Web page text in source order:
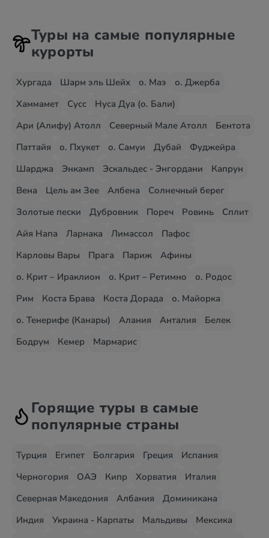
Туры на самые популярные
курорты
Хургада Шарм эль Шейх о. Маэ
о. Джерба
Хаммамет
Сусс
Нуса Дуа (о. Бали)
Ари (Алифу) Атолл
Северный Мале Атолл
Бентота
Паттайя
о. Пхукет о. Самуи Дубай
Фуджейра
Шарджа
Энкамп Эскальдес - Энгордани
Капрун
Вена
Цель ам Зее Албена
Солнечный берег
Золотые пески
Дубровник Пореч Ровинь
Сплит
Айя Напа
Ларнака Лимассол
Пафос
Карловы Вары
Прага Париж
Афины
о. Крит – Ираклион
о. Крит – Ретимно
о. Родос
Рим
Коста Брава Коста Дорада
о. Майорка
о. Тенерифе (Канары)
Алания Анталия
Белек
Бодрум
Кемер Мармарис
Горящие туры в самые
популярные страны
Турция Египет Болгария Греция
Испания
Черногория
ОАЭ Кипр Хорватия
Италия
Северная Македония
Албания
Доминикана
Индия
Украина - Карпаты Мальдивы
Мексика